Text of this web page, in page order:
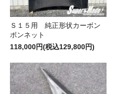
Ｓ１５用 純正形状カーボン
ボンネット
118,000円(税込129,800円)